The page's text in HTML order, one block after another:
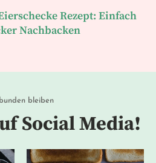
Rezept: Einfach
Nachbacken
bleiben
Social Media!